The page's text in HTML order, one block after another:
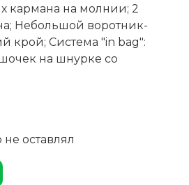
кармана на молнии; 2
Небольшой воротник-
крой; Система "in bag":
на шнурке со
оставлял